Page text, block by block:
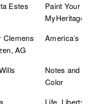
Estes
Paint Your
MyHeritage
Clemens
AG
America’s
Notes and
Color